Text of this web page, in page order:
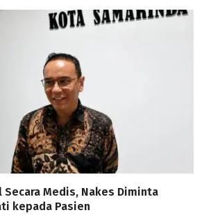
Secara Medis, Nakes Diminta
kepada Pasien